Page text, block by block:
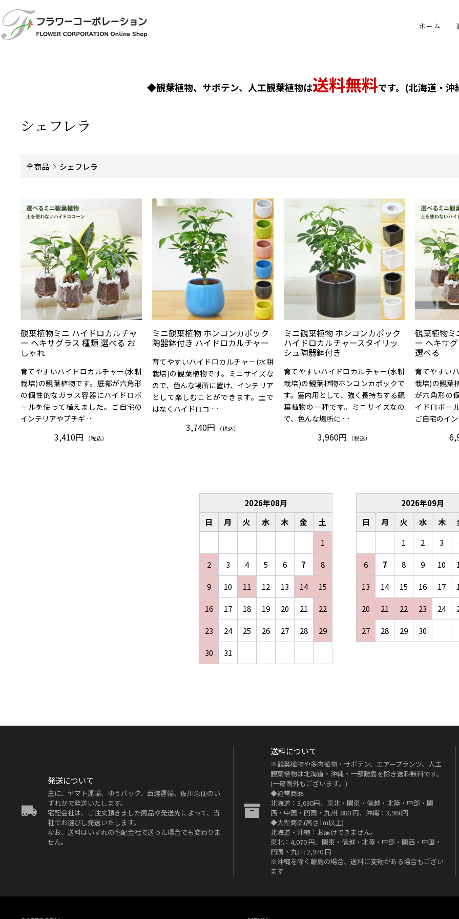
ホーム
◆観葉植物、サボテン、人工観葉植物は送料無料です。(北海道・
シェフレラ
全商品 シェフレラ
観葉植物ミニ ハイドロカルチャ
ー ヘキサグラス 種類 選べる お
しゃれ
育てやすいハイドロカルチャー(水耕
栽培)の観葉植物です。底部が六角形
の個性的なガラス容器にハイドロボ
ールを使って植えました。ご自宅の
インテリアやプチギ …
3,410円 （税込）
ミニ観葉植物 ホンコンカポック
陶器鉢付き ハイドロカルチャー
育てやすいハイドロカルチャー(水耕
栽培)の観葉植物です。ミニサイズな
ので、色んな場所に置け、インテリア
として楽しむことができます。土で
はなくハイドロコ …
3,740円 （税込）
ミニ観葉植物 ホンコンカポック
ハイドロカルチャースタイリッ
シュ陶器鉢付き
育てやすいハイドロカルチャー(水耕
栽培)の観葉植物ホンコンカポックで
す。室内用として、強く長持ちする観
葉植物の一種です。ミニサイズなの
で、色んな場所に …
3,960円 （税込）
観葉植物ミ
ー ヘキサ
選べる
育てやすい
栽培)の観葉
が六角形の
イドロボー
ご自宅のイ
2026年08月
日
月 火 水 木 金
土
1
2 3 4 5 6 7 8
9 10 11 12 13 14 15
16 17 18 19 20 21 22
23 24 25 26 27 28 29
30 31
2026年09月
日
月 火 水 木
1
2 3
6 7 8 9 10
13 14 15 16 17
20 21 22 23 24
27 28 29 30
発送について
主に、ヤマト運輸、ゆうパック、西濃運輸、佐川急便のい
ずれかで発送いたします。
宅配会社は、ご注文頂きました商品や発送先によって、当
社でお選びし発送いたします。
なお、送料はいずれの宅配会社で送った場合でも変わりま
せん。
送料について
※観葉植物や多肉植物・サボテン、エアープランツ、人工
観葉植物は北海道・沖縄・一部離島を除き送料無料です。
(一部例外もございます。)
◆通常商品
北海道：3,630円、東北・関東・信越・北陸・中部・関
西・中国・四国・九州: 880 円、沖縄：3,960円
◆大型商品(高さ1m以上)
北海道・沖縄：お届けできません。
東北：4,070 円、関東・信越・北陸・中部・関西・中国・
四国・九州: 2,970 円
※沖縄を除く離島の場合、送料に変動がある場合もござい
ます